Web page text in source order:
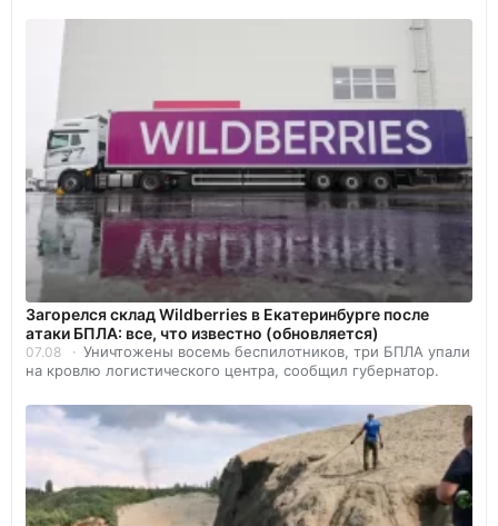
Загорелся склад Wildberries в Екатеринбурге после
атаки БПЛА: все, что известно (обновляется)
07.08
Уничтожены восемь беспилотников, три БПЛА упали
на кровлю логистического центра, сообщил губернатор.